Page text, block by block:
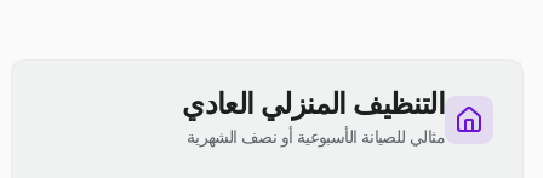
التنظيف المنزلي العادي
مثالي للصيانة الأسبوعية أو نصف الشهرية